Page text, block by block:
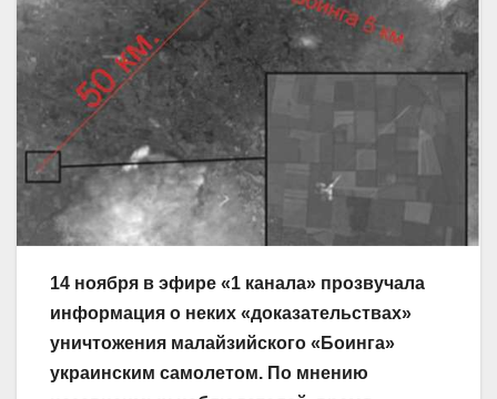
14 ноября в эфире «1 канала» прозвучала
информация о неких «доказательствах»
уничтожения малайзийского «Боинга»
украинским самолетом. По мнению